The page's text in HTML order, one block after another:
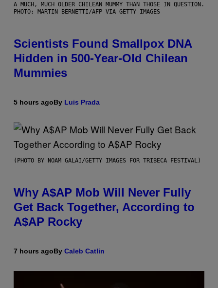
A MUCH, MUCH OLDER CHILEAN MUMMY THAN THOSE IN QUESTION.
PHOTO: MARTIN BERNETTI/AFP VIA GETTY IMAGES
Scientists Found Smallpox DNA
Hidden in 500-Year-Old Chilean
Mummies
5 hours agoBy Luis Prada
(PHOTO BY NOAM GALAI/GETTY IMAGES FOR TRIBECA FESTIVAL)
Why A$AP Mob Will Never Fully
Get Back Together, According to
A$AP Rocky
7 hours agoBy Caleb Catlin